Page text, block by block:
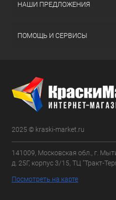
НАШИ ПРЕДЛОЖЕНИЯ
ПОМОЩЬ И СЕРВИСЫ
2025 © kraski-market.ru
141009, Московская обл., г.
д. 25Г, корпус 3/15, ТЦ "Тракт-
Посмотреть на карте